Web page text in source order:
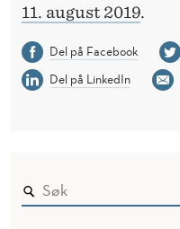
11. august 2019.
Del på Facebook
Del på LinkedIn